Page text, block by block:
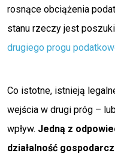
rosnące obciążenia
stanu rzeczy jest
drugiego progu
Co istotne, istnieją
wejścia w drugi próg –
wpływ. Jedną z
działalność